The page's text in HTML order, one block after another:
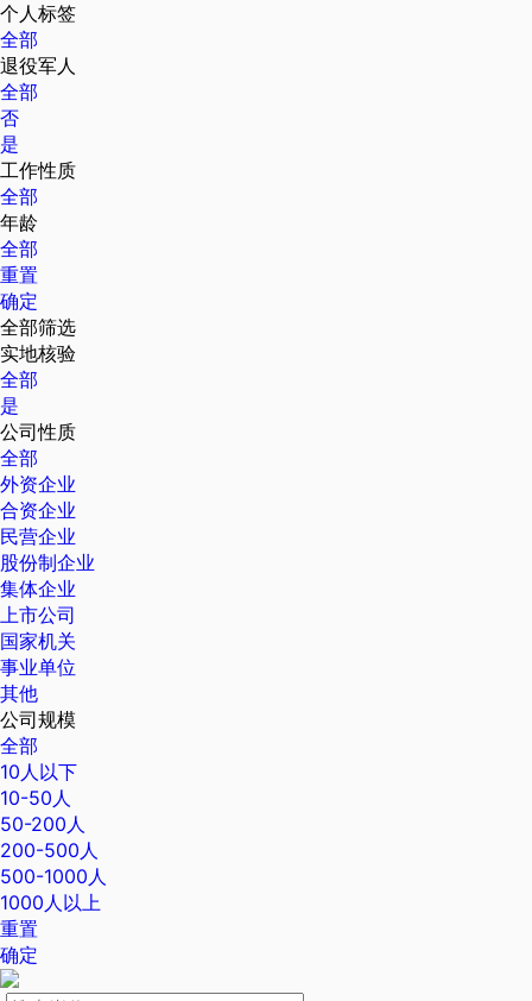
个人标签
全部
退役军人
全部
否
是
工作性质
全部
年龄
全部
重置
确定
全部筛选
实地核验
全部
是
公司性质
全部
外资企业
合资企业
民营企业
股份制企业
集体企业
上市公司
国家机关
事业单位
其他
公司规模
全部
10人以下
10-50人
50-200人
200-500人
500-1000人
1000人以上
重置
确定